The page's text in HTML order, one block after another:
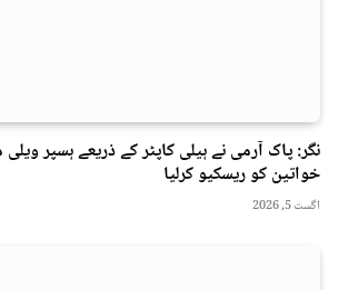
خواتین کو ریسکیو کرلیا
اگست 5, 2026